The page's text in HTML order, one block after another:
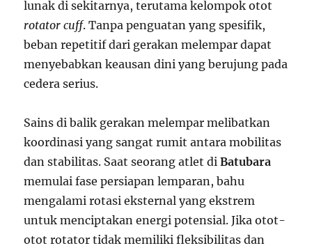
lunak di sekitarnya, terutama kelompok otot
rotator cuff. Tanpa penguatan yang spesifik,
beban repetitif dari gerakan melempar dapat
menyebabkan keausan dini yang berujung pada
cedera serius.
Sains di balik gerakan melempar melibatkan
koordinasi yang sangat rumit antara mobilitas
dan stabilitas. Saat seorang atlet diBatubara
memulai fase persiapan lemparan, bahu
mengalami rotasi eksternal yang ekstrem
untuk menciptakan energi potensial. Jika otot-
otot rotator tidak memiliki fleksibilitas dan